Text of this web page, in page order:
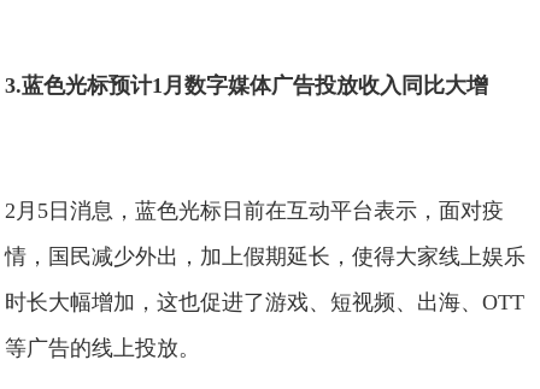
3.蓝色光标预计1月数字媒体广告投放收入同比大增
2月5日消息，蓝色光标日前在互动平台表示，面对疫
情，国民减少外出，加上假期延长，使得大家线上娱乐
时长大幅增加，这也促进了游戏、短视频、出海、OTT
等广告的线上投放。